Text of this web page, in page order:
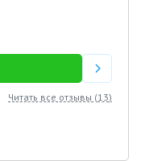
Читать все отзывы (13)